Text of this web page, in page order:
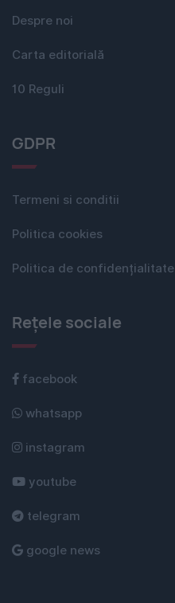
Despre noi
Carta editorială
10 Reguli
GDPR
Termeni si conditii
Politica cookies
Politica de confidențialitate
Rețele sociale
facebook
whatsapp
instagram
youtube
telegram
google news